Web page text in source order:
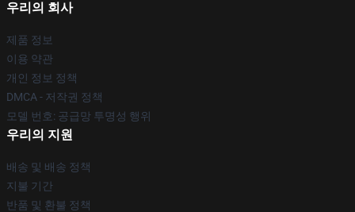
우리의 회사
제품 정보
이용 약관
개인 정보 정책
DMCA - 저작권 정책
모델 번호: 공급망 투명성 행위
우리의 지원
배송 및 배송 정책
지불 기간
반품 및 환불 정책